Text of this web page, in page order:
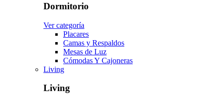
Dormitorio
Ver categoría
Placares
Camas y Respaldos
Mesas de Luz
Cómodas Y Cajoneras
Living
Living